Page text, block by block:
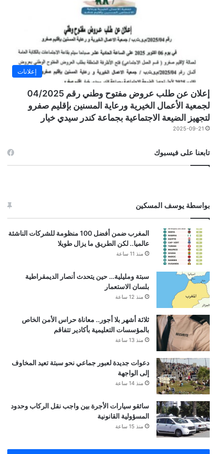
إعلانات
إعلان عن طلب عروض مفتوح وطني رقم 04/2025
لجمعية الأعمال الخيرية ورعاية المسنين بإقليم صفرو
لتجهيز الضيعة الاجتماعية بجماعة كندر سيدي خيار
2025-09-21
تابعنا على فيسبوك
بواسطة يوسف المسكين
المغرب ضمن أفضل 100 منظومة للشركات الناشئة
عالميا.. لكن الطريق ما يزال طويلا
منذ 11 ساعة
سبتة ومليلية… حين يتحدث أنصار الديمقراطية
بلسان الاستعمار
منذ 12 ساعة
ثلاثة أشهر بلا أجور.. معاناة حراس الأمن الخاص
بالمؤسسات التعليمية بأكادير تتفاقم
منذ 13 ساعة
دعوات جديدة لعبور جماعي نحو سبتة تعيد المخاوف
إلى الواجهة
منذ 14 ساعة
سائقو سيارات الأجرة بين واجب نقل الركاب وحدود
المسؤولية القانونية
منذ 15 ساعة